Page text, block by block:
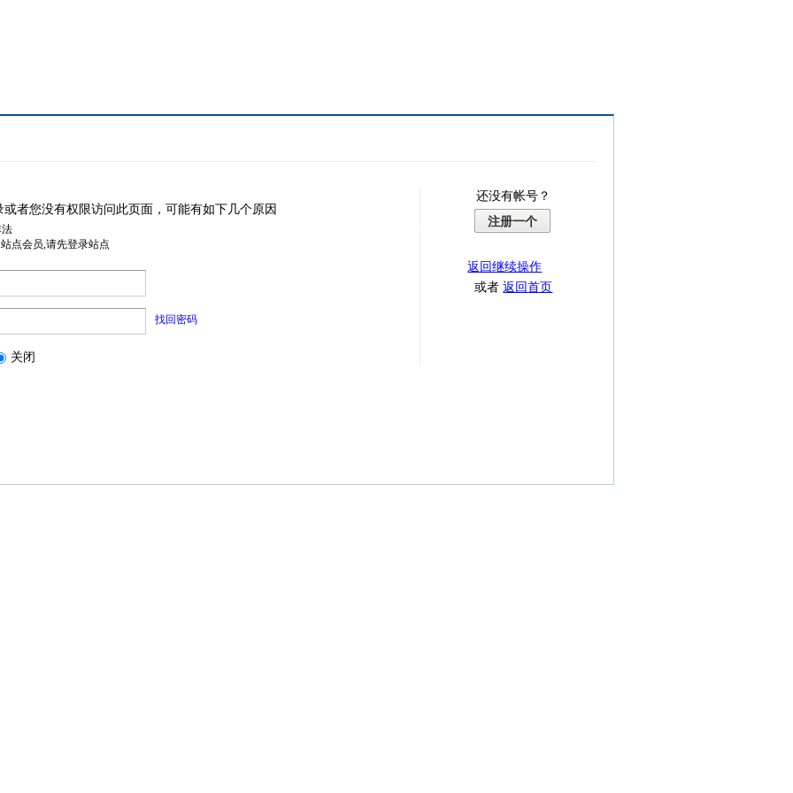
或者您没有权限访问此页面，可能有如下几个原因
点会员,请先登录站点
找回密码
关闭
还没有帐号？
注册一个
返回继续操作
或者返回首页